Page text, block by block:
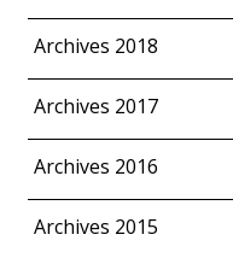
Archives 2018
Archives 2017
Archives 2016
Archives 2015